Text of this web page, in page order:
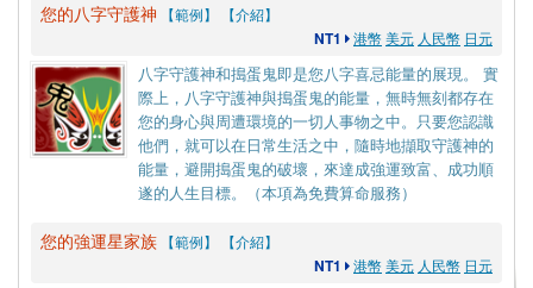
您的八字守護神 【範例】 【介紹】
NT1 港幣美元 人民幣 日元
八字守護神和搗蛋鬼即是您八字喜忌能量的展現。 實
際上，八字守護神與搗蛋鬼的能量，無時無刻都存在
您的身心與周遭環境的一切人事物之中。只要您認識
他們，就可以在日常生活之中，隨時地擷取守護神的
能量，避開搗蛋鬼的破壞，來達成強運致富、成功順
遂的人生目標。（本項為免費算命服務）
您的強運星家族 【範例】 【介紹】
NT1 港幣美元 人民幣 日元